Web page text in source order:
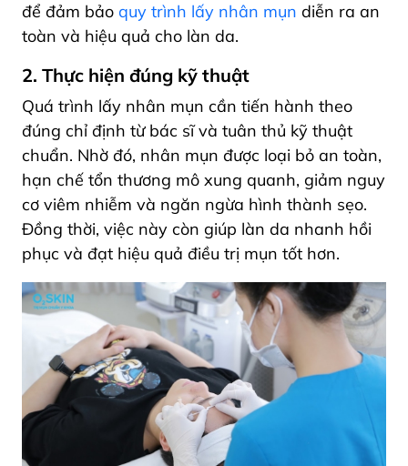
để đảm bảo quy trình lấy nhân mụn diễn ra an
toàn và hiệu quả cho làn da.
2. Thực hiện đúng kỹ thuật
Quá trình lấy nhân mụn cần tiến hành theo
đúng chỉ định từ bác sĩ và tuân thủ kỹ thuật
chuẩn. Nhờ đó, nhân mụn được loại bỏ an toàn,
hạn chế tổn thương mô xung quanh, giảm nguy
cơ viêm nhiễm và ngăn ngừa hình thành sẹo.
Đồng thời, việc này còn giúp làn da nhanh hồi
phục và đạt hiệu quả điều trị mụn tốt hơn.